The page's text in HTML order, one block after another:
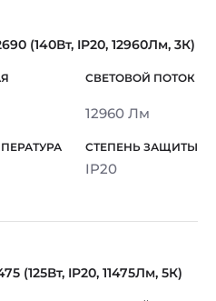
(140Вт, IP20, 12960Лм, 3К)
12960 Лм
IP20
(125Вт, IP20, 11475Лм, 5К)